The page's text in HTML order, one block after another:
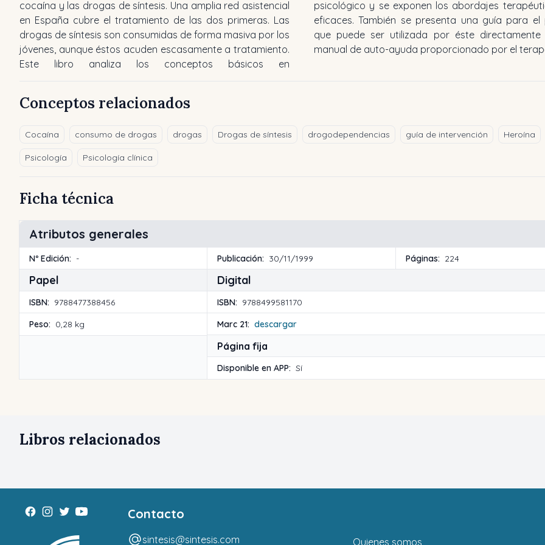
cocaína y las drogas de síntesis. Una amplia red asistencial
en España cubre el tratamiento de las dos primeras. Las
drogas de síntesis son consumidas de forma masiva por los
jóvenes, aunque éstos acuden escasamente a tratamiento.
Este libro analiza los conceptos básicos en
psicológico y se exponen los abordajes terapéuticos más
eficaces. También se presenta una guía para el paciente
que puede ser utilizada por éste directamente o como
manual de auto-ayuda proporcionado por el
Conceptos relacionados
Cocaína consumo de drogas drogas Drogas de síntesis drogodependencias guía de intervención Heroína
Psicología Psicología clínica
Ficha técnica
Atributos generales
Nº Edición: - Publicación: 30/11/1999 Páginas: 224
Papel
ISBN: 9788477388456
Peso: 0,28 kg
Digital
ISBN: 9788499581170
Marc 21: descargar
Página fija
Disponible en APP: Sí
Libros relacionados
Contacto
sintesis@sintesis.com Quienes somos